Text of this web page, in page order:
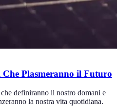
Che Plasmeranno il Futuro
definiranno il nostro domani e
la nostra vita quotidiana.